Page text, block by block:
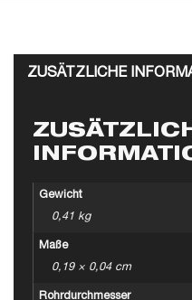
ZUSÄTZLICHE
Gewicht
0,41 kg
Maße
0,19 × 0,04 cm
Rohrdurchmesser